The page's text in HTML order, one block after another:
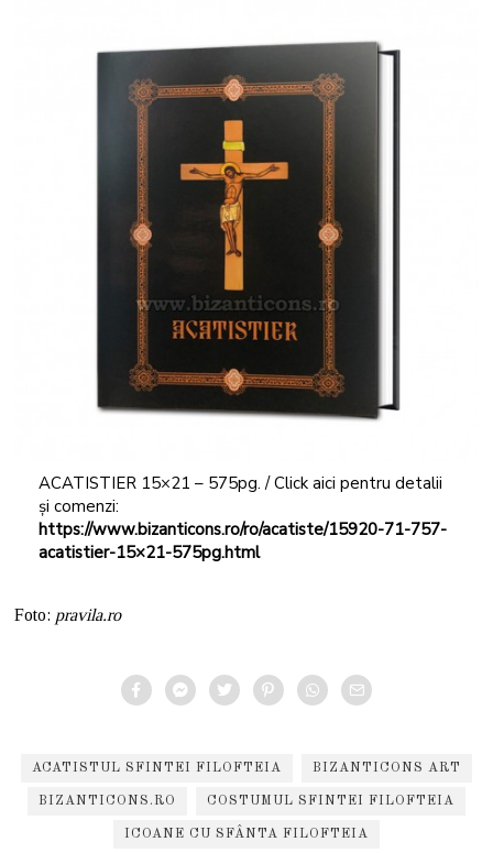
ACATISTIER 15×21 – 575pg. / Click aici pentru detalii
și comenzi:
https://www.bizanticons.ro/ro/acatiste/15920-71-757-
acatistier-15×21-575pg.html
Foto: pravila.ro
ACATISTUL SFINTEI FILOFTEIA BIZANTICONS ART
BIZANTICONS.RO COSTUMUL SFINTEI FILOFTEIA
ICOANE CU SFÂNTA FILOFTEIA